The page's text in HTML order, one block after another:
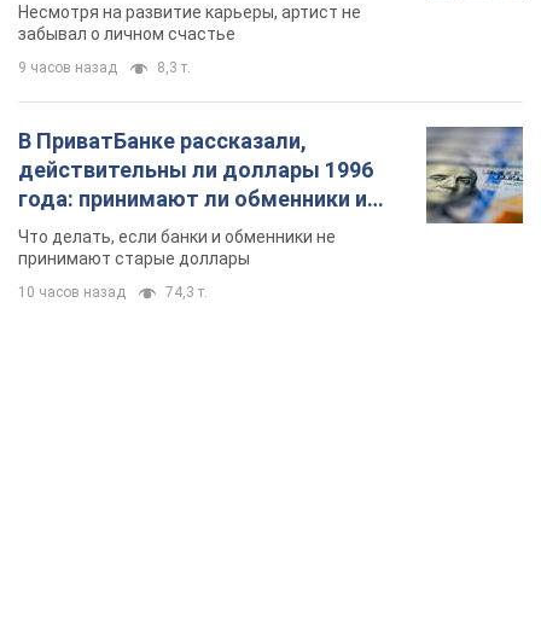
Несмотря на развитие карьеры, артист не
забывал о личном счастье
9 часов назад 8,3 т.
В ПриватБанке рассказали,
действительны ли доллары 1996
года: принимают ли обменники и
банки такие купюры
Что делать, если банки и обменники не
принимают старые доллары
10 часов назад 74,3 т.